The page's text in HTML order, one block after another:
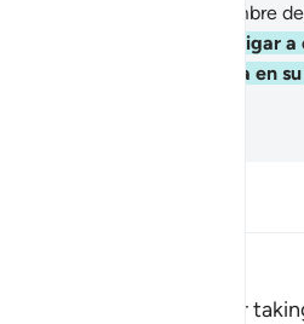
Yusuf's Brothers offer
vemos que eres un hombre
“¡Dios nos libre de castigar
le encontramos la copa en